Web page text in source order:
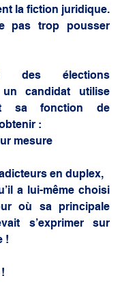
la fiction juridique.
pas trop pousser
élections
un candidat utilise
sa fonction de
:
mesure
en duplex,
a lui-même choisi
où sa principale
s’exprimer sur
!